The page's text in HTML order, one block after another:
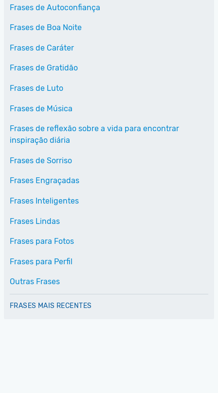
Frases de Autoconfiança
Frases de Boa Noite
Frases de Caráter
Frases de Gratidão
Frases de Luto
Frases de Música
Frases de reflexão sobre a vida para encontrar
inspiração diária
Frases de Sorriso
Frases Engraçadas
Frases Inteligentes
Frases Lindas
Frases para Fotos
Frases para Perfil
Outras Frases
FRASES MAIS RECENTES